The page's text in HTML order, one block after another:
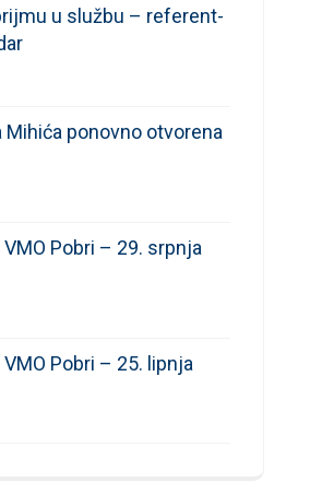
u službu – referent-
Mihića ponovno otvorena
Pobri – 29. srpnja
Pobri – 25. lipnja